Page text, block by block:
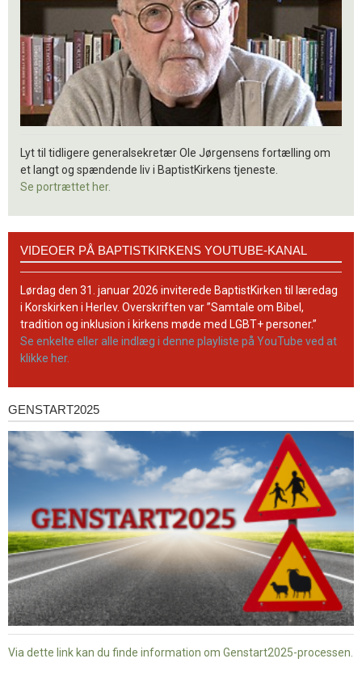
Lyt til tidligere generalsekretær Ole Jørgensens fortælling om
et langt og spændende liv i BaptistKirkens tjeneste.
Se portrættet her.
BaptistKirkens
YouTube-
kanal
VIDEOER PÅ BAPTISTKIRKENS YOUTUBE-KANAL
Lørdag den 31. januar 2026 inviterede BaptistKirken til læredag
i Korskirken i Herlev. Overskriften var ”Samtale om Bibel,
tradition og inklusion i kirkens møde med LGBT+ personer.”
Se enkelte eller alle indlæg i denne playliste på YouTube ved at
klikke her.
Genstart2025
GENSTART2025
Via dette link kan du finde information om Genstart2025-processen.